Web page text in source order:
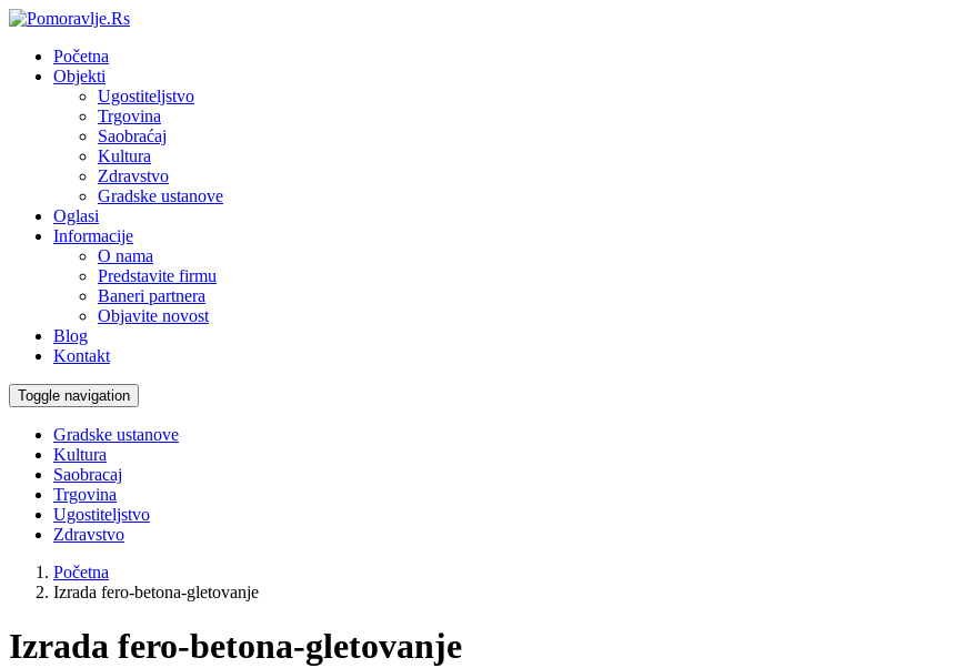
Početna
Objekti
Ugostiteljstvo
Trgovina
Saobraćaj
Kultura
Zdravstvo
Gradske ustanove
Oglasi
Informacije
O nama
Predstavite firmu
Baneri partnera
Objavite novost
Blog
Kontakt
Toggle navigation
Gradske ustanove
Kultura
Saobracaj
Trgovina
Ugostiteljstvo
Zdravstvo
Početna
Izrada fero-betona-gletovanje
Izrada fero-betona-gletovanje